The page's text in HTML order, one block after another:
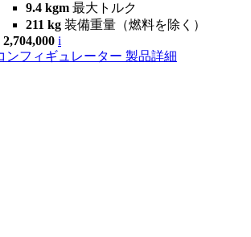
9.4 kgm 最大トルク
211 kg 装備重量（燃料を除く）
2,704,000 i
ンフィギュレーター 製品詳細